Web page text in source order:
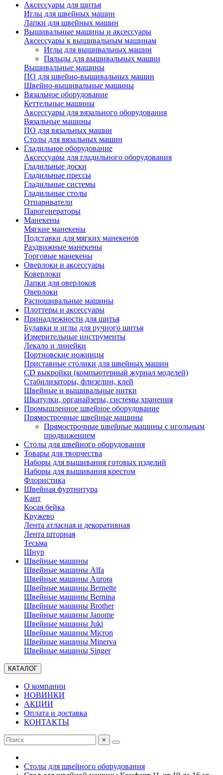
Аксессуары для шитья
Иглы для швейных машин
Лапки для швейных машин
Вышивальные машины и аксессуары
Аксессуары к вышивальным машинам
Иглы для вышивальных машин
Пяльцы для вышивальных машин
Вышивальные машины
ПО для швейно-вышивальных машин
Швейно-вышивальные машины
Вязальное оборудование
Кеттельные машины
Аксессуары для вязального оборудования
Вязальные машины
ПО для вязальных машин
Столы для вязальных машин
Гладильное оборудование
Аксессуары для гладильного оборудования
Гладильные доски
Гладильные прессы
Гладильные системы
Гладильные столы
Отпариватели
Парогенераторы
Манекены
Мягкие манекены
Подставки для мягких манекенов
Раздвижные манекены
Торговые манекены
Оверлоки и аксессуары
Коверлоки
Лапки для оверлоков
Оверлоки
Распошивальные машины
Плоттеры и аксессуары
Принадлежности для шитья
Булавки и иглы для ручного шитья
Измерительные инструменты
Лекало и линейки
Портновские ножницы
Приставные столики для швейных машин
СD выкройки (компьютерный журнал моделей)
Стабилизаторы, флизелин, клей
Швейные и вышивальные нитки
Шкатулки, органайзеры, системы хранения
Промышленное швейное оборудование
Прямострочные швейные машины
Прямострочные швейные машины с игольным
продвижением
Столы для швейного оборудования
Товары для творчества
Наборы для вышивания готовых изделий
Наборы для вышивания крестом
Флористика
Швейная фуртнитура
Кант
Косая бейка
Кружево
Лента aтласная и декоративная
Лента шторная
Тесьма
Шнур
Швейные машины
Швейные машины Alfa
Швейные машины Aurora
Швейные машины Bernette
Швейные машины Bernina
Швейные машины Brother
Швейные машины Janome
Швейные машины Juki
Швейные машины Micron
Швейные машины Minerva
Швейные машины Singer
КАТАЛОГ
О компании
НОВИНКИ
АКЦИИ
Оплата и доставка
КОНТАКТЫ
×
Столы для швейного оборудования